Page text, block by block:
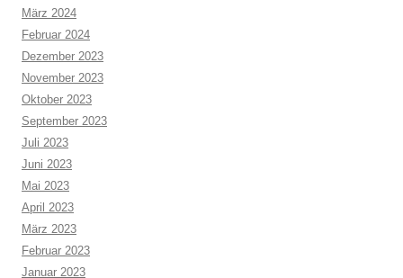
März 2024
Februar 2024
Dezember 2023
November 2023
Oktober 2023
September 2023
Juli 2023
Juni 2023
Mai 2023
April 2023
März 2023
Februar 2023
Januar 2023